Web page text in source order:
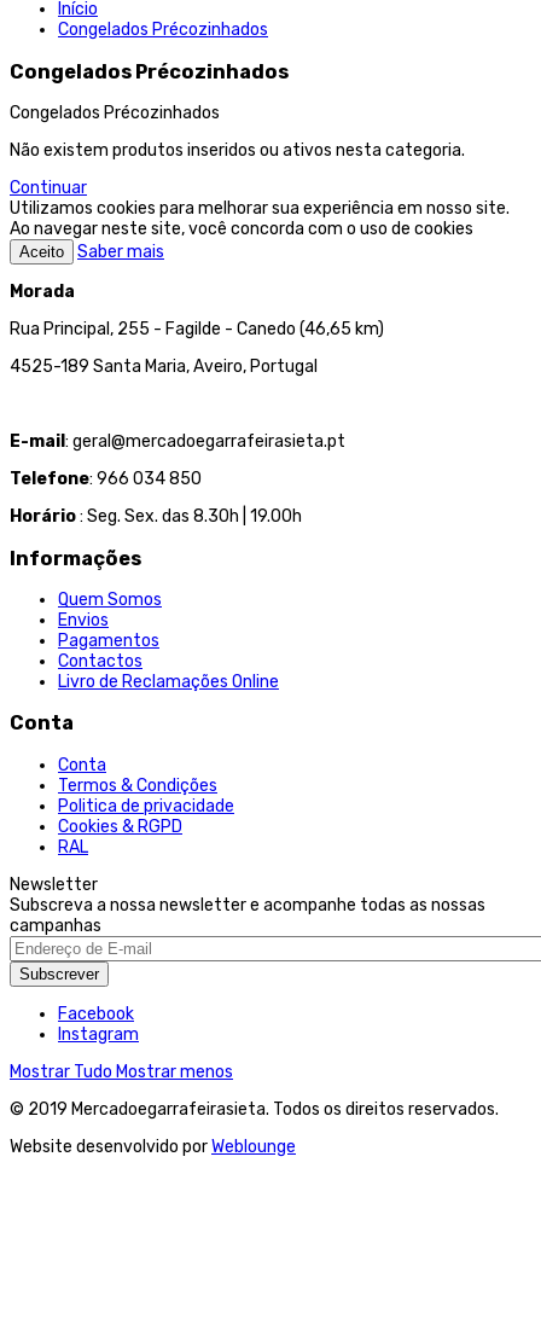
Início
Congelados Précozinhados
Congelados Précozinhados
Congelados Précozinhados
Não existem produtos inseridos ou ativos nesta categoria.
Continuar
Utilizamos cookies para melhorar sua experiência em nosso site.
Ao navegar neste site, você concorda com o uso de cookies
Aceito
Saber mais
Morada
Rua Principal, 255 - Fagilde - Canedo (46,65 km)
4525-189 Santa Maria, Aveiro, Portugal
E-mail : geral@mercadoegarrafeirasieta.pt
Telefone: 966 034 850
Horário: Seg. Sex. das 8.30h | 19.00h
Informações
Quem Somos
Envios
Pagamentos
Contactos
Livro de Reclamações Online
Conta
Conta
Termos & Condições
Politica de privacidade
Cookies & RGPD
RAL
Newsletter
Subscreva a nossa newsletter e acompanhe todas as nossas
campanhas
Subscrever
Facebook
Instagram
Mostrar Tudo Mostrar menos
© 2019 Mercadoegarrafeirasieta. Todos os direitos reservados.
Website desenvolvido porWeblounge